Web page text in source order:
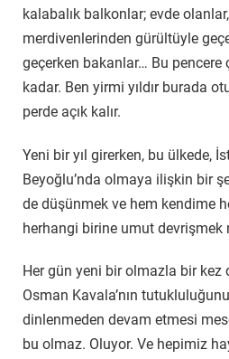
kalabalık balkonlar; evde
merdivenlerinden gürültüyle
geçerken bakanlar… Bu
kadar. Ben yirmi yıldır burada
perde açık kalır.
Yeni bir yıl girerken, bu ülkede,
Beyoğlu’nda olmaya ilişkin bir
de düşünmek ve hem kendime
herhangi birine umut devrişmek
Her gün yeni bir olmazla bir kez
Osman Kavala’nın
dinlenmeden devam etmesi
bu olmaz. Oluyor. Ve hepimiz